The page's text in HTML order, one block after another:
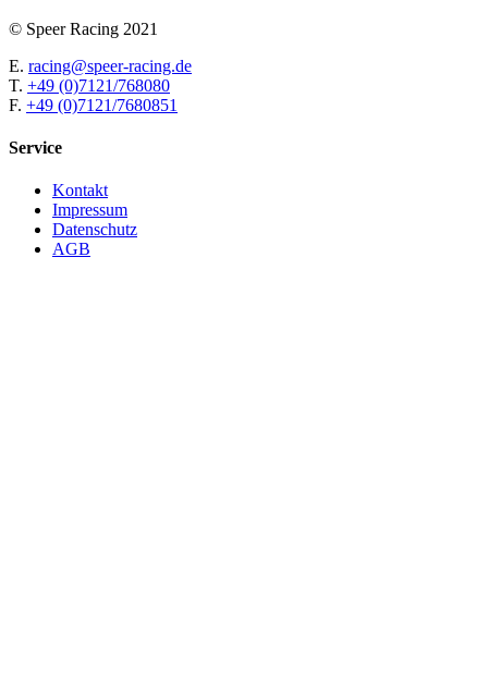
© Speer Racing 2021
E. racing@speer-racing.de
T. +49 (0)7121/768080
F. +49 (0)7121/7680851
Service
Kontakt
Impressum
Datenschutz
AGB